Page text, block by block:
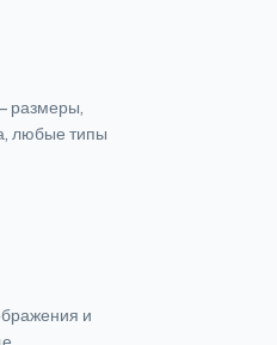
размеры,
любые типы
и